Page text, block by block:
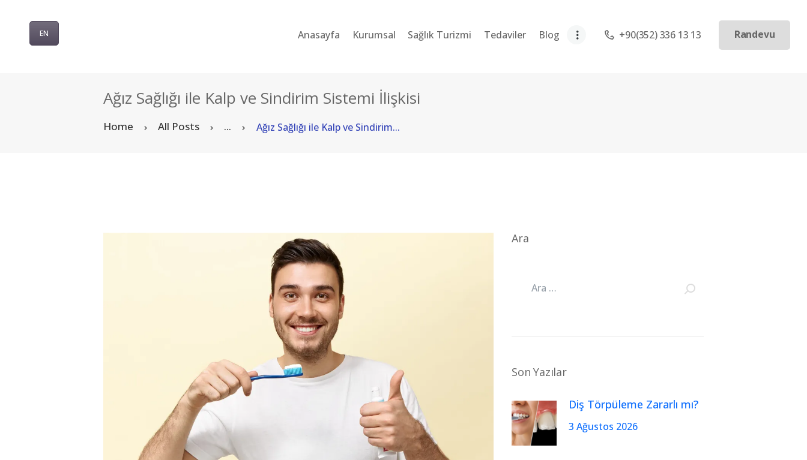
EN Anasayfa Kurumsal Sağlık Turizmi Tedaviler Blog +90(352) 336 13 13 Randevu
Ağız Sağlığı ile Kalp ve Sindirim Sistemi İlişkisi
Home All Posts ... Ağız Sağlığı ile Kalp ve Sindirim...
Ara
Son Yazılar
Diş Törpüleme Zararlı mı?
3 Ağustos 2026